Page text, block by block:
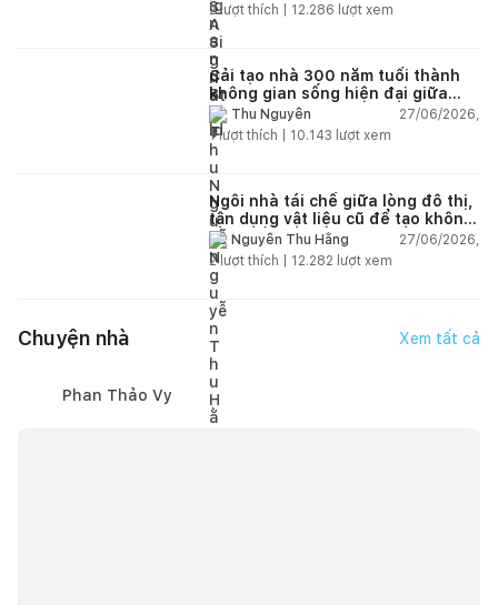
2lượt thích | 12.286 lượt xem
Cải tạo nhà 300 năm tuổi thành
không gian sống hiện đại giữa
thiên nhiên
Thu Nguyễn
27/06/2026,
1lượt thích | 10.143 lượt xem
Ngôi nhà tái chế giữa lòng đô thị,
tận dụng vật liệu cũ để tạo không
gian sống linh hoạt
Nguyễn Thu Hằng
27/06/2026,
2lượt thích | 12.282 lượt xem
Chuyện nhà Xem tất cả
Phan Thảo Vy